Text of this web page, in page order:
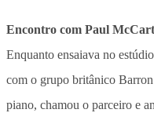
Encontro com Paul
Enquanto ensaiava no
com o grupo britânico
piano, chamou o parceiro e